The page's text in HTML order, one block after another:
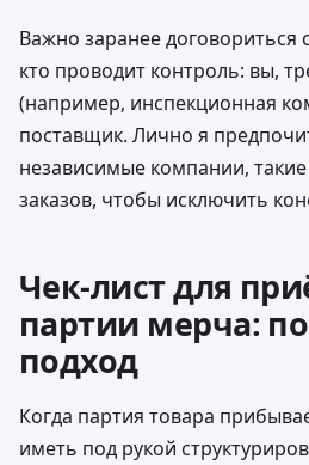
Важно заранее
кто проводит контроль: вы,
(например, инспекционная
поставщик. Лично я
независимые компании, такие
заказов, чтобы исключить
Чек-лист для
партии мерча:
подход
Когда партия товара
иметь под рукой